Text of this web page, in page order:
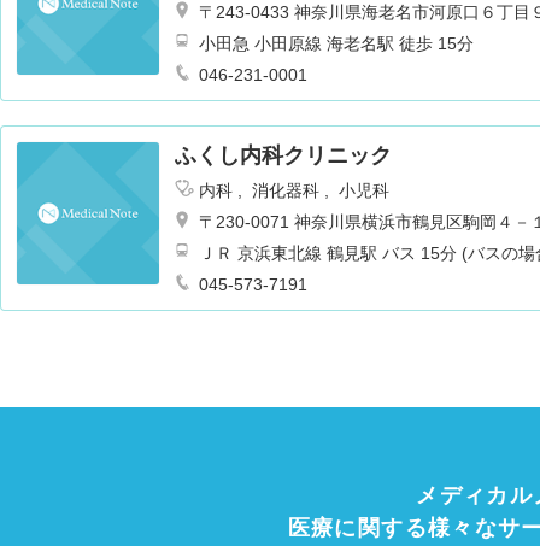
〒243-0433 神奈川県海老名市河原口６丁目
小田急 小田原線 海老名駅 徒歩 15分
046-231-0001
ふくし内科クリニック
内科 消化器科
小児科
〒230-0071 神奈川県横浜市鶴見区駒岡４－
ＪＲ 京浜東北線 鶴見駅 バス 15分 (バスの
045-573-7191
メディカ
医療に関する様々なサ